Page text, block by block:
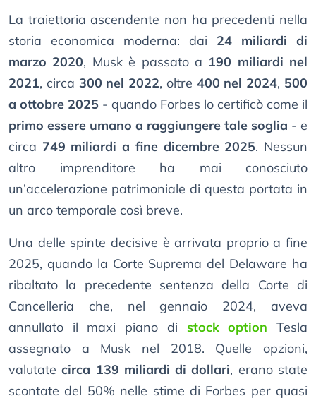
La traiettoria ascendente non ha precedenti nella
storia economica moderna: dai 24 miliardi di
marzo 2020, Musk è passato a 190 miliardi nel
2021, circa 300 nel 2022, oltre 400 nel 2024, 500
a ottobre 2025 - quando Forbes lo certificò come il
primo essere umano a raggiungere tale soglia - e
circa 749 miliardi a fine dicembre 2025. Nessun
altro imprenditore ha mai conosciuto
un’accelerazione patrimoniale di questa portata in
un arco temporale così breve.
Una delle spinte decisive è arrivata proprio a fine
2025, quando la Corte Suprema del Delaware ha
ribaltato la precedente sentenza della Corte di
Cancelleria che, nel gennaio 2024, aveva
annullato il maxi piano di stock option Tesla
assegnato a Musk nel 2018. Quelle opzioni,
valutatecirca 139 miliardi di dollari, erano state
scontate del 50% nelle stime di Forbes per quasi